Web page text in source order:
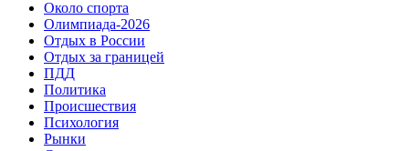
Около спорта
Олимпиада-2026
Отдых в России
Отдых за границей
ПДД
Политика
Происшествия
Психология
Рынки